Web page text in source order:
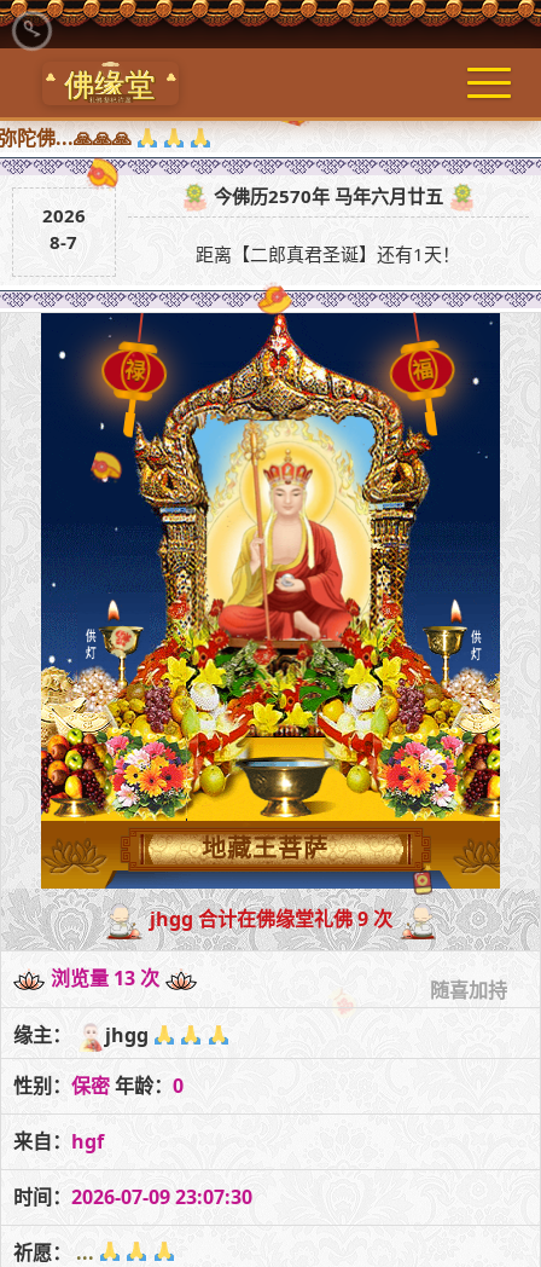
佛...🙏🙏🙏
2026
8-7
今佛历2570年 马年六月廿五
距离【二郎真君圣诞】还有1天！
福
禄
地藏王菩萨
jhgg 合计在佛缘堂礼佛 9 次
浏览量 13 次 随喜加持
缘主：
jhgg
性别： 保密年龄： 0
来自： hgf
时间： 2026-07-09 23:07:30
祈愿： ...